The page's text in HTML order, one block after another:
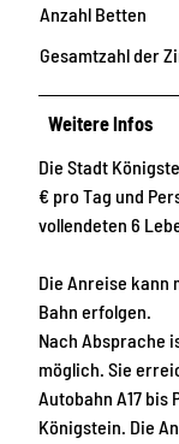
Anzahl Betten
Gesamtzahl der
Weitere Infos
Die Stadt
€ pro Tag und
vollendeten 6
Die Anreise kann
Bahn erfolgen.
Nach Absprache
möglich. Sie
Autobahn A17 bis
Königstein. Die